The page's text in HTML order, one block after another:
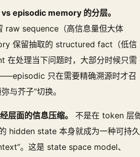
episodic memory 的分层。
raw sequence（高信息量但大体
保留抽取的 structured fact（低信
在处理当下问题时，大部分时候只需
只在需要精确溯源时才召
与芥子”切换。
面的信息压缩。
不是在 token 层
hidden state 本身就成为一种可持久
。这是 state space model、